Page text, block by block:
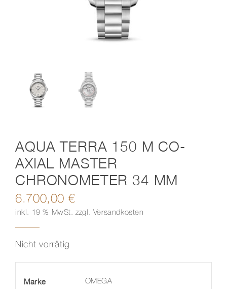
AQUA TERRA 150 M CO-
AXIAL MASTER
CHRONOMETER 34 MM
6.700,00 €
inkl. 19 % MwSt. zzgl. Versandkosten
Nicht vorrätig
Marke OMEGA